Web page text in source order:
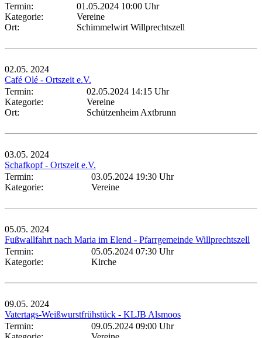
Termin:
01.05.2024 10:00 Uhr
Kategorie:
Vereine
Ort:
Schimmelwirt Willprechtszell
02.05. 2024
Café Olé - Ortszeit e.V.
Termin:
02.05.2024 14:15 Uhr
Kategorie:
Vereine
Ort:
Schützenheim Axtbrunn
03.05. 2024
Schafkopf - Ortszeit e.V.
Termin:
03.05.2024 19:30 Uhr
Kategorie:
Vereine
05.05. 2024
Fußwallfahrt nach Maria im Elend - Pfarrgemeinde Willprechtszell
Termin:
05.05.2024 07:30 Uhr
Kategorie:
Kirche
09.05. 2024
Vatertags-Weißwurstfrühstück - KLJB Alsmoos
Termin:
09.05.2024 09:00 Uhr